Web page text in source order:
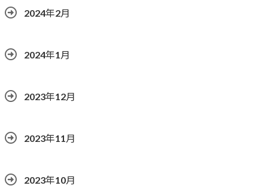
2024年2月
2024年1月
2023年12月
2023年11月
2023年10月